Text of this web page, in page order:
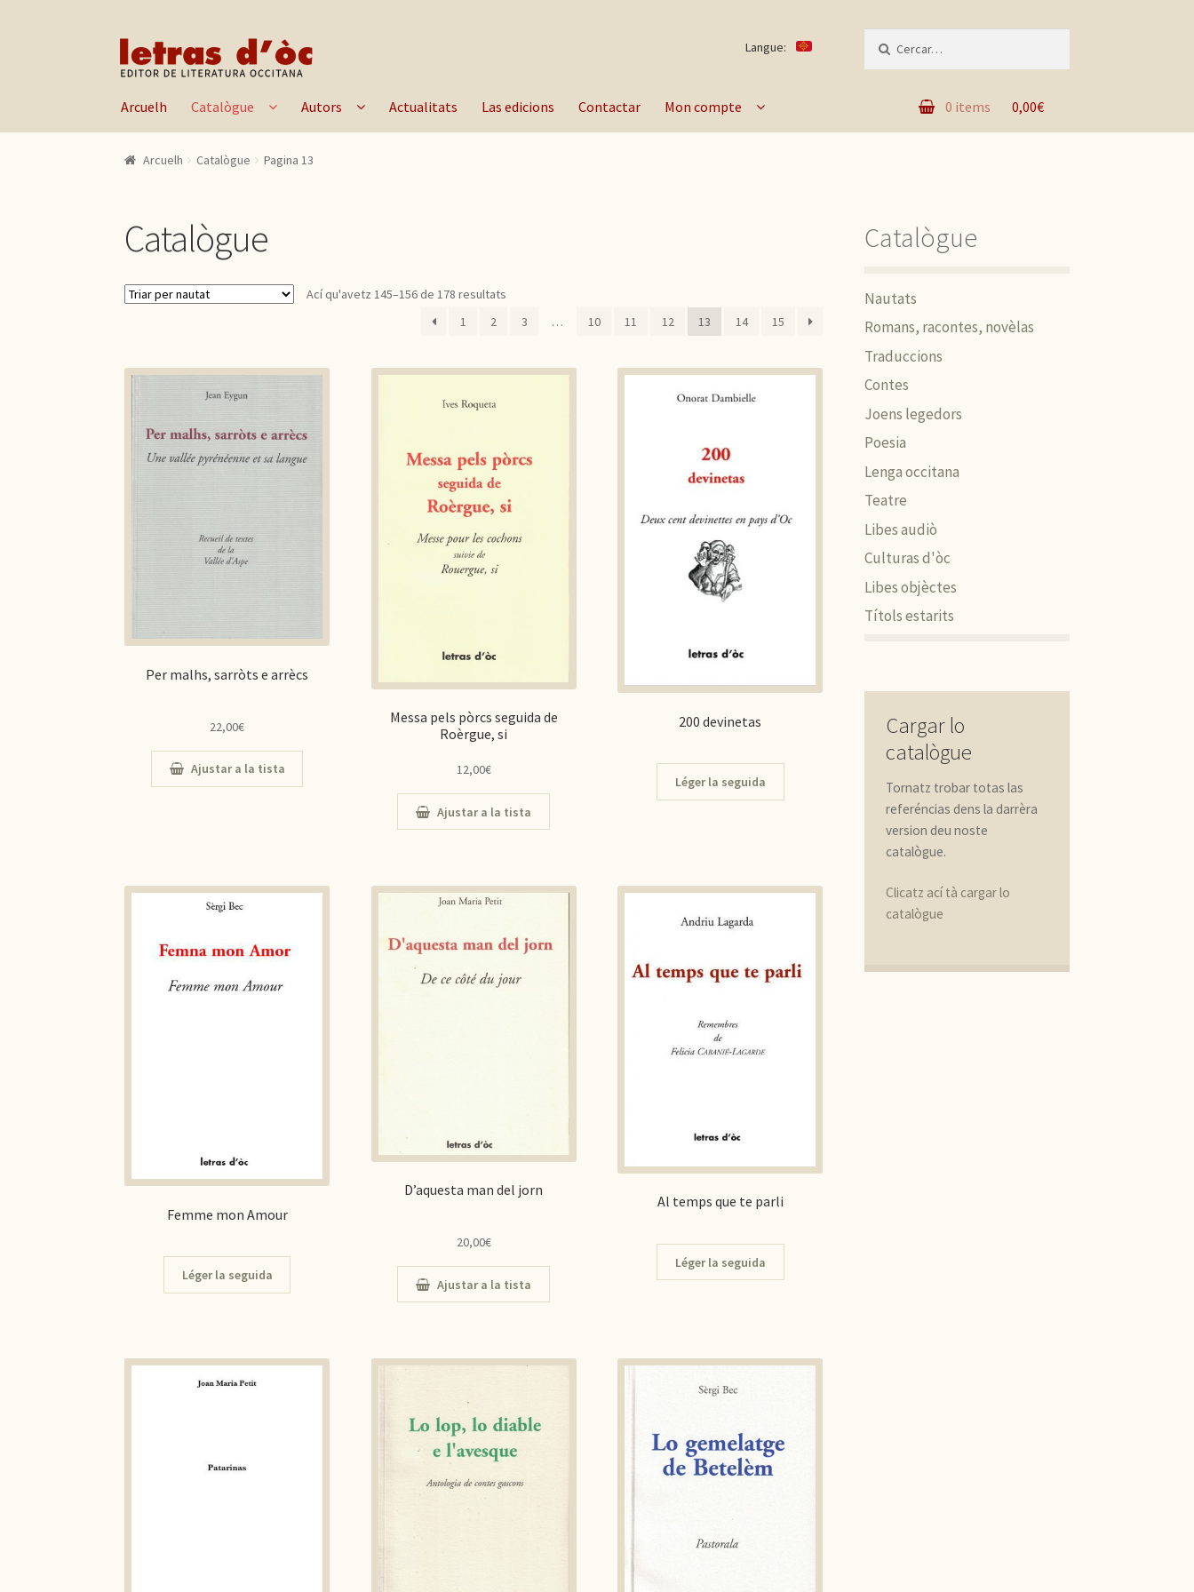
Skip to navigation
Skip to content Langue:
Arcuelh Catalògue Autors Actualitats Las edicions Contactar Mon compte 0,00€
0 items
Arcuelh Catalògue Pagina 13
Catalògue
Ací qu'avetz 145–156 de 178 resultats
1
2 3 … 10 11 12 13 14 15
Per malhs, sarròts e arrècs
22,00€
Ajustar a la tista
Messa pels pòrcs seguida de
Roèrgue, si
12,00€
Ajustar a la tista
200 devinetas
Léger la seguida
Femme mon Amour
Léger la seguida
D’aquesta man del jorn
20,00€
Ajustar a la tista
Al temps que te parli
Léger la seguida
Catalògue
Nautats
Romans, racontes, novèlas
Traduccions
Contes
Joens legedors
Poesia
Lenga occitana
Teatre
Libes audiò
Culturas d'òc
Libes objèctes
Títols estarits
Cargar lo
catalògue
Tornatz trobar totas las
referéncias dens la darrèra
version deu noste
catalògue.
Clicatz ací tà cargar lo
catalògue